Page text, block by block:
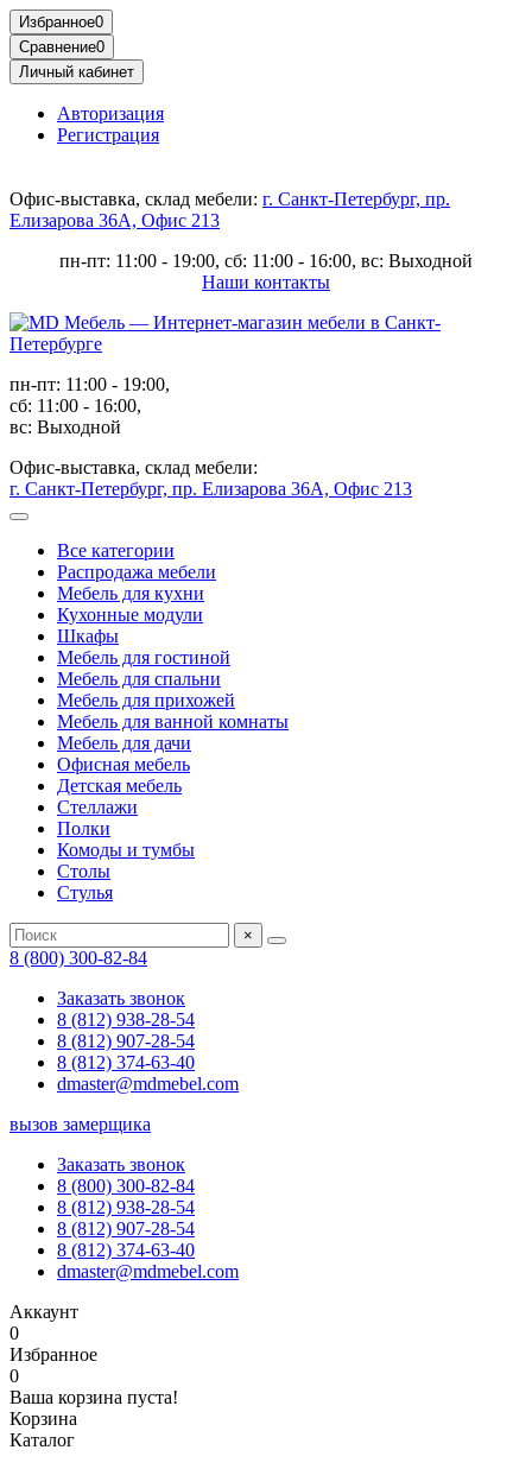
Избранное0
Сравнение0
Личный кабинет
Авторизация
Регистрация
Офис-выставка, склад мебели: г. Санкт-Петербург, пр.
Елизарова 36А, Офис 213
пн-пт: 11:00 - 19:00, сб: 11:00 - 16:00, вс: Выходной
Наши контакты
пн-пт: 11:00 - 19:00,
сб: 11:00 - 16:00,
вс: Выходной
Офис-выставка, склад мебели:
г. Санкт-Петербург, пр. Елизарова 36А, Офис 213
Все категории
Распродажа мебели
Мебель для кухни
Кухонные модули
Шкафы
Мебель для гостиной
Мебель для спальни
Мебель для прихожей
Мебель для ванной комнаты
Мебель для дачи
Офисная мебель
Детская мебель
Стеллажи
Полки
Комоды и тумбы
Столы
Стулья
×
8 (800) 300-82-84
Заказать звонок
8 (812) 938-28-54
8 (812) 907-28-54
8 (812) 374-63-40
dmaster@mdmebel.com
вызов замерщика
Заказать звонок
8 (800) 300-82-84
8 (812) 938-28-54
8 (812) 907-28-54
8 (812) 374-63-40
dmaster@mdmebel.com
Аккаунт
0
Избранное
0
Ваша корзина пуста!
Корзина
Каталог